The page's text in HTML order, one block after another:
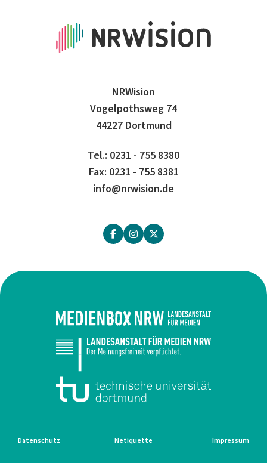
NRWision
Vogelpothsweg 74
44227 Dortmund
Tel.: 0231 - 755 8380
Fax: 0231 - 755 8381
info@nrwision.de
Datenschutz Netiquette Impressum